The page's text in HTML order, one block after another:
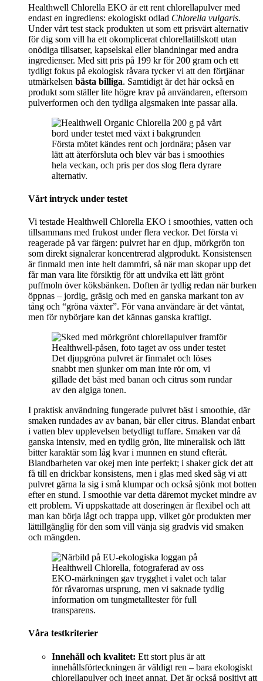
Healthwell Chlorella EKO är ett rent chlorellapulver med
endast en ingrediens: ekologiskt odlad Chlorella vulgaris.
Under vårt test stack produkten ut som ett prisvärt alternativ
för dig som vill ha ett okomplicerat chlorellatillskott utan
onödiga tillsatser, kapselskal eller blandningar med andra
ingredienser. Med sitt pris på 199 kr för 200 gram och ett
tydligt fokus på ekologisk råvara tycker vi att den förtjänar
utmärkelsen bästa billiga. Samtidigt är det här också en
produkt som ställer lite högre krav på användaren, eftersom
pulverformen och den tydliga algsmaken inte passar alla.
Första mötet kändes rent och jordnära; påsen var
lätt att återförsluta och blev vår bas i smoothies
hela veckan, och pris per dos slog flera dyrare
alternativ.
Vårt intryck under testet
Vi testade Healthwell Chlorella EKO i smoothies, vatten och
tillsammans med frukost under flera veckor. Det första vi
reagerade på var färgen: pulvret har en djup, mörkgrön ton
som direkt signalerar koncentrerad algprodukt. Konsistensen
är finmald men inte helt dammfri, så när man skopar upp det
får man vara lite försiktig för att undvika ett lätt grönt
puffmoln över köksbänken. Doften är tydlig redan när burken
öppnas – jordig, gräsig och med en ganska markant ton av
tång och “gröna växter”. För vana användare är det väntat,
men för nybörjare kan det kännas ganska kraftigt.
Det djupgröna pulvret är finmalet och löses
snabbt men sjunker om man inte rör om, vi
gillade det bäst med banan och citrus som rundar
av den algiga tonen.
I praktisk användning fungerade pulvret bäst i smoothie, där
smaken rundades av av banan, bär eller citrus. Blandat enbart
i vatten blev upplevelsen betydligt tuffare. Smaken var då
ganska intensiv, med en tydlig grön, lite mineralisk och lätt
bitter karaktär som låg kvar i munnen en stund efteråt.
Blandbarheten var okej men inte perfekt; i shaker gick det att
få till en drickbar konsistens, men i glas med sked såg vi att
pulvret gärna la sig i små klumpar och också sjönk mot botten
efter en stund. I smoothie var detta däremot mycket mindre av
ett problem. Vi uppskattade att doseringen är flexibel och att
man kan börja lågt och trappa upp, vilket gör produkten mer
lättillgänglig för den som vill vänja sig gradvis vid smaken
och mängden.
EKO-märkningen gav trygghet i valet och talar
för råvarornas ursprung, men vi saknade tydlig
information om tungmetalltester för full
transparens.
Våra testkriterier
Innehåll och kvalitet: Ett stort plus är att
innehållsförteckningen är väldigt ren – bara ekologiskt
chlorellapulver och inget annat. Det är också positivt att